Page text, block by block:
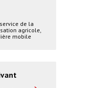
de la
agricole,
mobile